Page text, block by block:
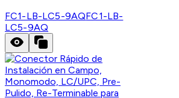
FC1-LB-LC5-9AQFC1-LB-
LC5-9AQ